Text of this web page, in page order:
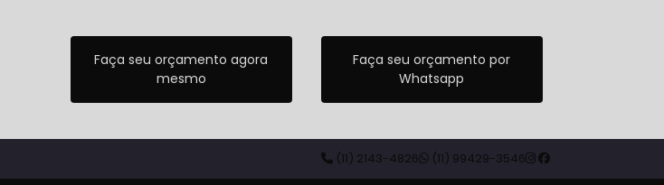
Faça seu orçamento agora
mesmo
Faça seu orçamento por
Whatsapp
(11) 2143-4826 (11) 99429-3546